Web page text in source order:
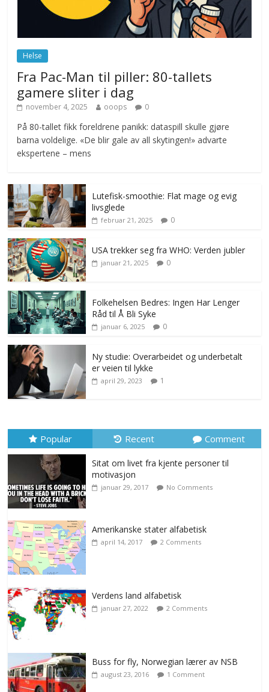
Norge innfører nullvisjon for nedbør
juni 23, 2026 No Comments
Helse
Fra Pac-Man til piller: 80-tallets
gamere sliter i dag
november 4, 2025 ooops 0
På 80-tallet fikk foreldrene panikk: dataspill skulle gjøre
barna voldelige. «De blir gale av all skytingen!» advarte
ekspertene – mens
Lutefisk-smoothie: Flat mage og evig
livsglede
februar 21, 2025 0
USA trekker seg fra WHO: Verden jubler
januar 21, 2025 0
Folkehelsen Bedres: Ingen Har Lenger
Råd til Å Bli Syke
januar 6, 2025 0
Ny studie: Overarbeidet og underbetalt
er veien til lykke
april 29, 2023 1
Popular Recent Comment
Sitat om livet fra kjente personer til
motivasjon
januar 29, 2017 No Comments
Amerikanske stater alfabetisk
april 14, 2017 2 Comments
Verdens land alfabetisk
januar 27, 2022 2 Comments
Buss for fly, Norwegian lærer av NSB
august 23, 2016 1 Comment